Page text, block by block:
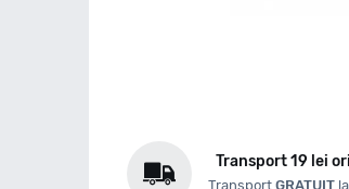
Transport 19 lei
Transport GRATUITla